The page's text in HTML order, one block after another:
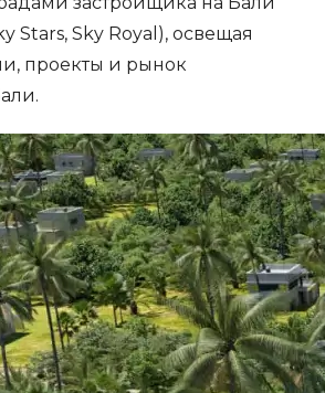
Stars, Sky Royal), освещая
проекты и рынок